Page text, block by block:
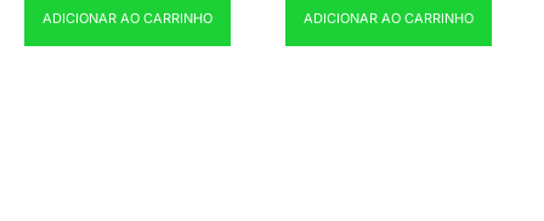
ADICIONAR AO CARRINHO ADICIONAR AO CARRINHO